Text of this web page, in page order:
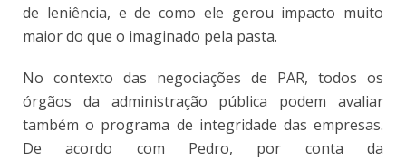
de leniência, e de como ele gerou impacto muito
maior do que o imaginado pela pasta.
No contexto das negociações de PAR, todos os
órgãos da administração pública podem avaliar
também o programa de integridade das empresas.
De acordo com Pedro, por conta da